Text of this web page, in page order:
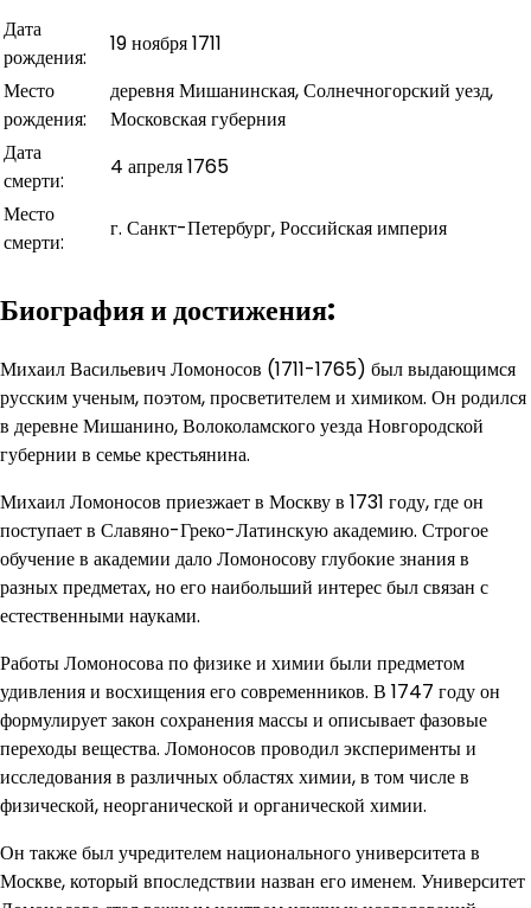
Дата
рождения:
19 ноября 1711
Место
рождения:
деревня Мишанинская, Солнечногорский уезд,
Московская губерния
Дата
смерти:
4 апреля 1765
Место
смерти:
г. Санкт-Петербург, Российская империя
Биография и достижения:
Михаил Васильевич Ломоносов (1711-1765) был выдающимся
русским ученым, поэтом, просветителем и химиком. Он родился
в деревне Мишанино, Волоколамского уезда Новгородской
губернии в семье крестьянина.
Михаил Ломоносов приезжает в Москву в 1731 году, где он
поступает в Славяно-Греко-Латинскую академию. Строгое
обучение в академии дало Ломоносову глубокие знания в
разных предметах, но его наибольший интерес был связан с
естественными науками.
Работы Ломоносова по физике и химии были предметом
удивления и восхищения его современников. В 1747 году он
формулирует закон сохранения массы и описывает фазовые
переходы вещества. Ломоносов проводил эксперименты и
исследования в различных областях химии, в том числе в
физической, неорганической и органической химии.
Он также был учредителем национального университета в
Москве, который впоследствии назван его именем. Университет